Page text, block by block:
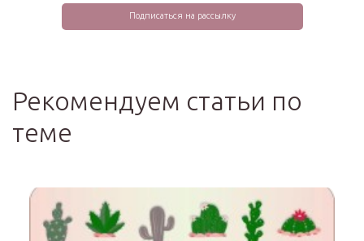
Рекомендуем статьи по
теме